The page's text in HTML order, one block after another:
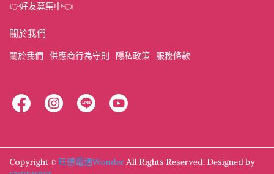
👉好友募集中👈
關於我們
關於我們 供應商行為守則 隱私政策 服務條款
Copyright © 旺德電通WonderAll Rights Reserved. Designed by